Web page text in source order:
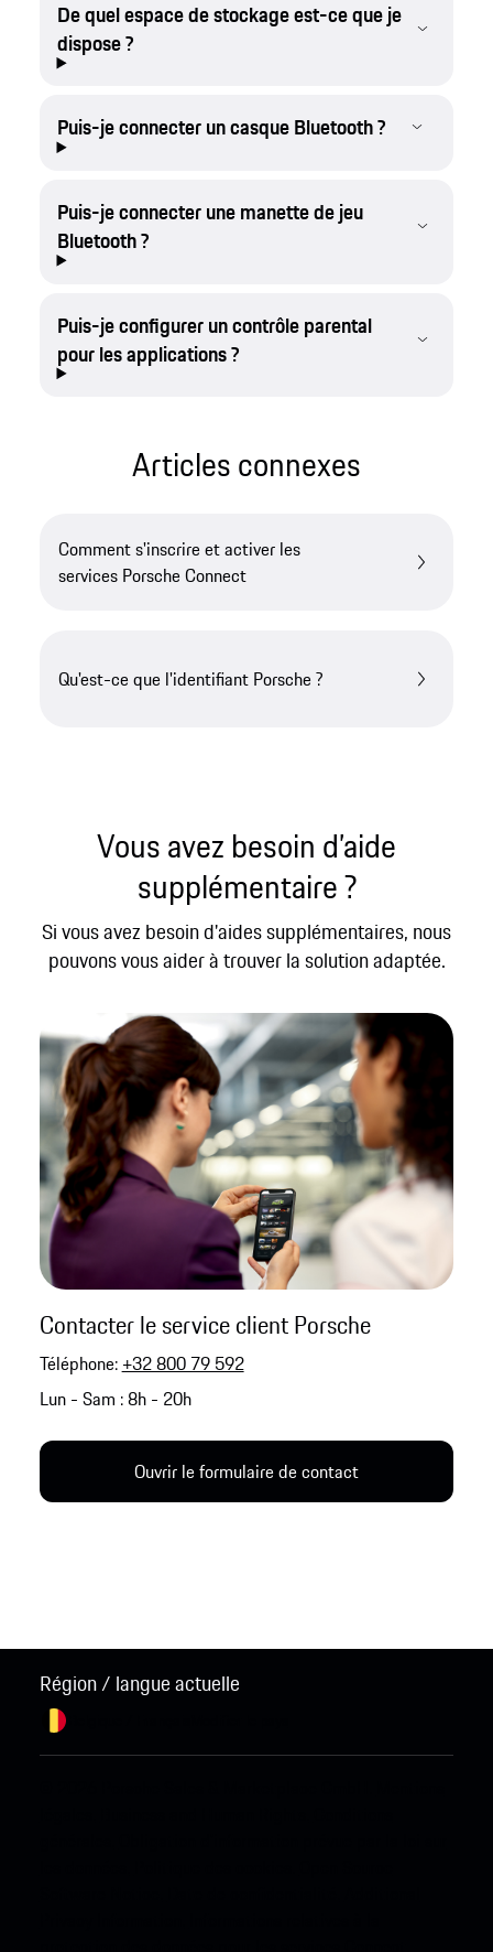
De quel espace de stockage est-ce que je
dispose ?
Puis-je connecter un casque Bluetooth ?
Puis-je connecter une manette de jeu
Bluetooth ?
Puis-je configurer un contrôle parental
pour les applications ?
Articles connexes
Comment s'inscrire et activer les
services Porsche Connect
Qu'est-ce que l'identifiant Porsche ?
Vous avez besoin d’aide
supplémentaire ?
Si vous avez besoin d'aides supplémentaires, nous
pouvons vous aider à trouver la solution adaptée.
Contacter le service client Porsche
Téléphone: +32 800 79 592
Lun - Sam : 8h - 20h
Ouvrir le formulaire de contact
Région / langue actuelle